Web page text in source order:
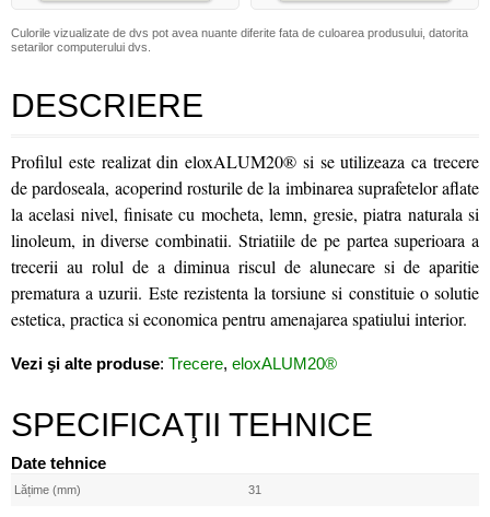
Culorile vizualizate de dvs pot avea nuante diferite fata de culoarea produsului, datorita
setarilor computerului dvs.
DESCRIERE
Profilul este realizat din eloxALUM20® si se utilizeaza ca trecere
de pardoseala, acoperind rosturile de la imbinarea suprafetelor aflate
la acelasi nivel, finisate cu mocheta, lemn, gresie, piatra naturala si
linoleum, in diverse combinatii. Striatiile de pe partea superioara a
trecerii au rolul de a diminua riscul de alunecare si de aparitie
prematura a uzurii. Este rezistenta la torsiune si constituie o solutie
estetica, practica si economica pentru amenajarea spatiului interior.
Vezi şi alte produse: Trecere, eloxALUM20®
SPECIFICAŢII TEHNICE
Date tehnice
Lățime (mm) 31